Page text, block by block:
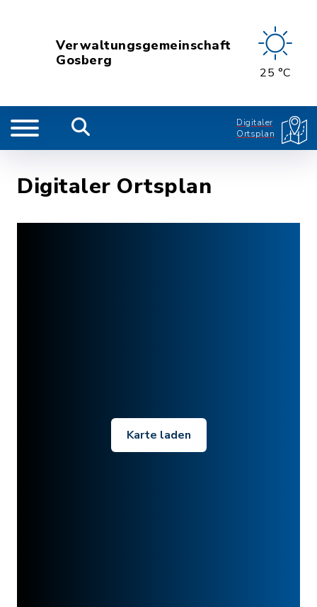
Verwaltungsgemeinschaft
Gosberg
25 °C
Digitaler
Ortsplan
Digitaler Ortsplan
Karte laden